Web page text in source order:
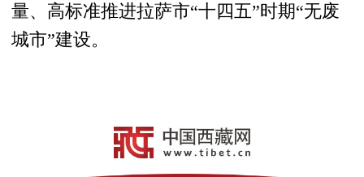
量、高标准推进拉萨市“十四五”时期“无废
城市”建设。